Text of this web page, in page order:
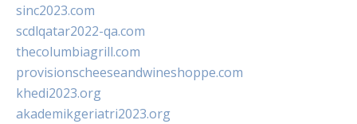
sinc2023.com
scdlqatar2022-qa.com
thecolumbiagrill.com
provisionscheeseandwineshoppe.com
khedi2023.org
akademikgeriatri2023.org